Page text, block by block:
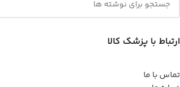
ارتباط با پزشک کالا
تماس با ما